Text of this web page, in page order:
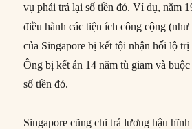
vụ phải trả lại số tiền đó. Ví dụ, năm
điều hành các tiện ích công cộng
của Singapore bị kết tội nhận hối lộ
Ông bị kết án 14 năm tù giam và
số tiền đó.
Singapore cũng chi trả lương hậu